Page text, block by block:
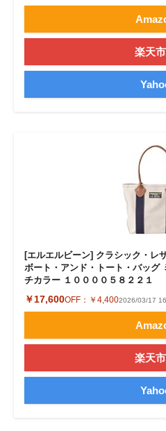
楽天
[エルエルビーン] クラシック・レ
ボート・アンド・トート・バッ
チカラー １００００５８２２１
￥17,600OFF： ￥4,4002026/03/17
楽天